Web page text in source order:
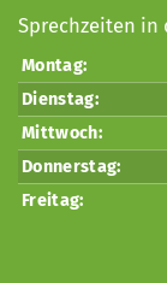
Sprechzeiten in
Montag:
Dienstag:
Mittwoch:
Donnerstag:
Freitag: